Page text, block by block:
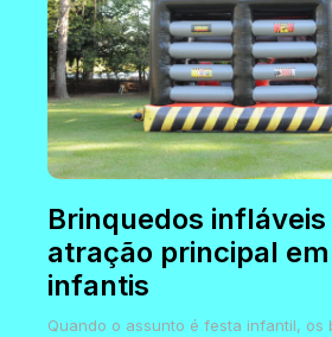
Brinquedos infláveis
atração principal
infantis
Quando o assunto é festa infantil, os